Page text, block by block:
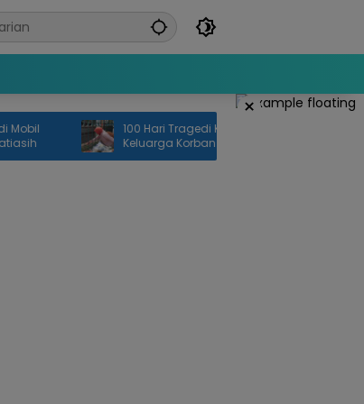
×
100 Hari Tragedi KRL Bekasi Timur,
Keluarga Korban Gelar Doa Bersama
dan Tabur Bunga